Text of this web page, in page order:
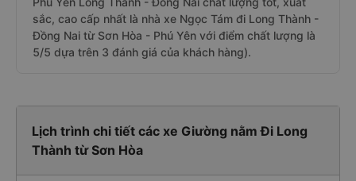
sắc, cao cấp nhất là nhà xe Ngọc Tám đi Long Thành -
Đồng Nai từ Sơn Hòa - Phú Yên với điểm chất lượng là
5/5 dựa trên 3 đánh giá của khách hàng).
Lịch trình chi tiết các xe Giường nằm Đi Long
Thành từ Sơn Hòa